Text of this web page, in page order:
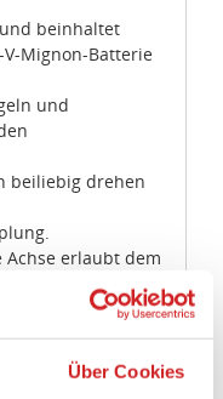
Über Cookies
beinhaltet
Mignon-Batterie
und
beiliebig drehen
Achse erlaubt dem
Flächen.
kann mit einem
befestigt ist,